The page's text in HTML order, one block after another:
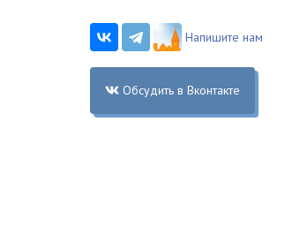
Напишите нам
Обсудить в Вконтакте